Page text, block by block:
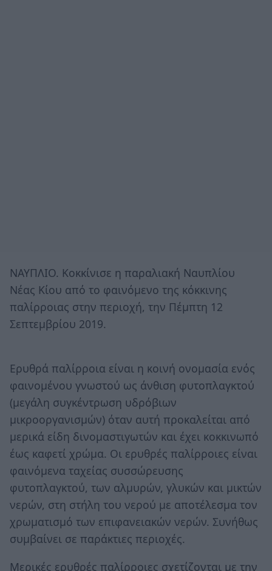
ΝΑΥΠΛΙΟ. Κοκκίνισε η παραλιακή Ναυπλίου
Νέας Κίου από το φαινόμενο της κόκκινης
παλίρροιας στην περιοχή, την Πέμπτη 12
Σεπτεμβρίου 2019.
Ερυθρά παλίρροια είναι η κοινή ονομασία ενός
φαινομένου γνωστού ως άνθιση φυτοπλαγκτού
(μεγάλη συγκέντρωση υδρόβιων
μικροοργανισμών) όταν αυτή προκαλείται από
μερικά είδη δινομαστιγωτών και έχει κοκκινωπό
έως καφετί χρώμα. Οι ερυθρές παλίρροιες είναι
φαινόμενα ταχείας συσσώρευσης
φυτοπλαγκτού, των αλμυρών, γλυκών και μικτών
νερών, στη στήλη του νερού με αποτέλεσμα τον
χρωματισμό των επιφανειακών νερών. Συνήθως
συμβαίνει σε παράκτιες περιοχές.
Μερικές ερυθρές παλίρροιες σχετίζονται με την